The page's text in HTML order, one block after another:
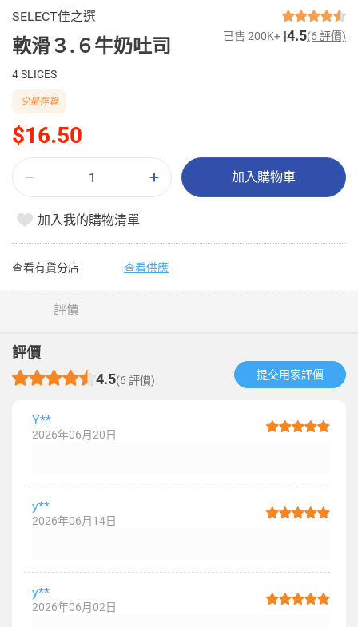
SELECT佳之選
軟滑３.６牛奶吐司 已售 200K+ 4.5(6 評價)
4 SLICES
$16.50
少量存貨
加入購物車
加入我的購物清單
查看有貨分店 查看供應
評價
評價
4.5(6 評價) 提交用家評價​
Y**
2026年06月20日
y**
2026年06月14日
y**
2026年06月02日